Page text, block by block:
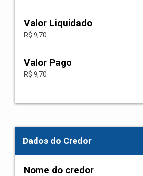
Valor Liquidado
R$ 9,70
Valor Pago
R$ 9,70
Dados do Credor
Nome do credor